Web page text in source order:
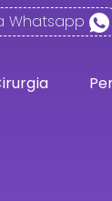
Whatsapp